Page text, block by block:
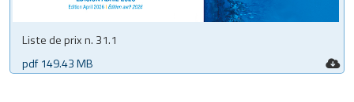
Liste de prix n. 31.1
pdf 149.43 MB